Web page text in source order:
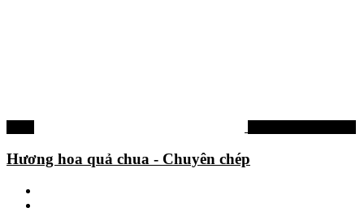
Hương hoa quả chua - Chuyên chép